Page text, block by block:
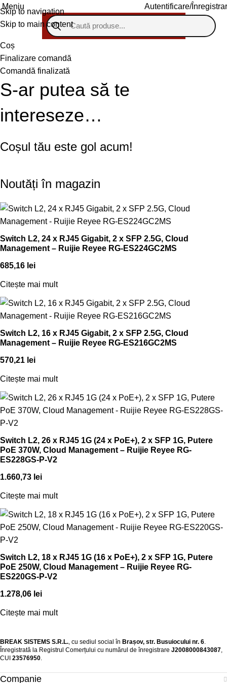
Skip to navigation
Skip to main content
Meniu Autentificare/
Coș
Finalizare comandă
Comandă finalizată
S-ar putea să te
intereseze…
Coșul tău este gol acum!
Noutăți în magazin
Switch L2, 24 x RJ45 Gigabit, 2 x SFP 2.5G, Cloud
Management – Ruijie Reyee RG-ES224GC2MS
685,16 lei
Citește mai mult
Switch L2, 16 x RJ45 Gigabit, 2 x SFP 2.5G, Cloud
Management – Ruijie Reyee RG-ES216GC2MS
570,21 lei
Citește mai mult
Switch L2, 26 x RJ45 1G (24 x PoE+), 2 x SFP 1G, Putere
PoE 370W, Cloud Management – Ruijie Reyee RG-
ES228GS-P-V2
1.660,73 lei
Citește mai mult
Switch L2, 18 x RJ45 1G (16 x PoE+), 2 x SFP 1G, Putere
PoE 250W, Cloud Management – Ruijie Reyee RG-
ES220GS-P-V2
1.278,06 lei
Citește mai mult
BREAK SISTEMS S.R.L., cu sediul social în Brașov, str. Busuiocului nr. 6.
Înregistrată la Registrul Comerțului cu numărul de înregistrare J2008000843087,
CUI 23576950.​
Companie